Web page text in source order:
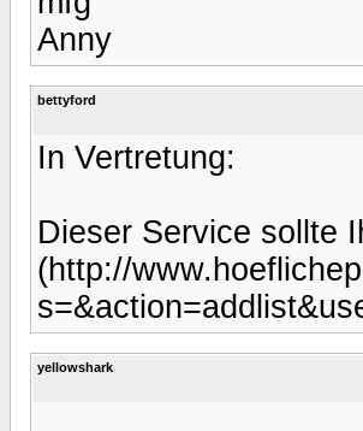
Anny
bettyford
In Vertretung:
Dieser Service sollte
(http://
yellowshark